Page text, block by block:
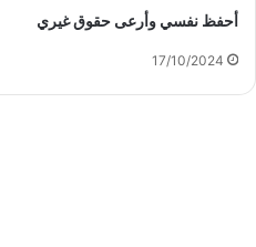
أحفظ نفسي وأرعى حقوق غيري
17/10/2024